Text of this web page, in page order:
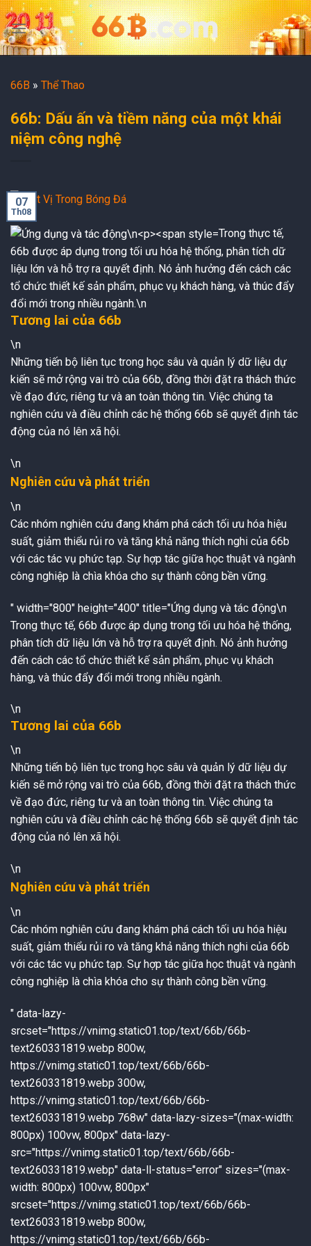
Skip
to
content
66B » Thể Thao
66b: Dấu ấn và tiềm năng của một khái
niệm công nghệ
07
Th08
Trong thực tế,
66b được áp dụng trong tối ưu hóa hệ thống, phân tích dữ
liệu lớn và hỗ trợ ra quyết định. Nó ảnh hưởng đến cách các
tổ chức thiết kế sản phẩm, phục vụ khách hàng, và thúc đẩy
đổi mới trong nhiều ngành.\n
Tương lai của 66b
\n
Những tiến bộ liên tục trong học sâu và quản lý dữ liệu dự
kiến sẽ mở rộng vai trò của 66b, đồng thời đặt ra thách thức
về đạo đức, riêng tư và an toàn thông tin. Việc chúng ta
nghiên cứu và điều chỉnh các hệ thống 66b sẽ quyết định tác
động của nó lên xã hội.
\n
Nghiên cứu và phát triển
\n
Các nhóm nghiên cứu đang khám phá cách tối ưu hóa hiệu
suất, giảm thiểu rủi ro và tăng khả năng thích nghi của 66b
với các tác vụ phức tạp. Sự hợp tác giữa học thuật và ngành
công nghiệp là chìa khóa cho sự thành công bền vững.
" width="800" height="400" title="Ứng dụng và tác động\n
Trong thực tế, 66b được áp dụng trong tối ưu hóa hệ thống,
phân tích dữ liệu lớn và hỗ trợ ra quyết định. Nó ảnh hưởng
đến cách các tổ chức thiết kế sản phẩm, phục vụ khách
hàng, và thúc đẩy đổi mới trong nhiều ngành.
\n
Tương lai của 66b
\n
Những tiến bộ liên tục trong học sâu và quản lý dữ liệu dự
kiến sẽ mở rộng vai trò của 66b, đồng thời đặt ra thách thức
về đạo đức, riêng tư và an toàn thông tin. Việc chúng ta
nghiên cứu và điều chỉnh các hệ thống 66b sẽ quyết định tác
động của nó lên xã hội.
\n
Nghiên cứu và phát triển
\n
Các nhóm nghiên cứu đang khám phá cách tối ưu hóa hiệu
suất, giảm thiểu rủi ro và tăng khả năng thích nghi của 66b
với các tác vụ phức tạp. Sự hợp tác giữa học thuật và ngành
công nghiệp là chìa khóa cho sự thành công bền vững.
" data-lazy-
srcset="https://vnimg.static01.top/text/66b/66b-
text260331819.webp 800w,
https://vnimg.static01.top/text/66b/66b-
text260331819.webp 300w,
https://vnimg.static01.top/text/66b/66b-
text260331819.webp 768w" data-lazy-sizes="(max-width:
800px) 100vw, 800px" data-lazy-
src="https://vnimg.static01.top/text/66b/66b-
text260331819.webp" data-ll-status="error" sizes="(max-
width: 800px) 100vw, 800px"
srcset="https://vnimg.static01.top/text/66b/66b-
text260331819.webp 800w,
https://vnimg.static01.top/text/66b/66b-